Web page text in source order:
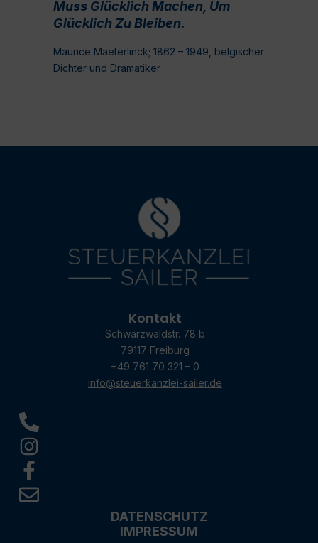
Muss Glücklich Machen, Um
Glücklich Zu Bleiben.
Maurice Maeterlinck; 1862 – 1949, belgischer
Dichter und Dramatiker
Kontakt
Schwarzwaldstr. 78 b
79117 Freiburg
+49 761 70 321 – 0
info@steuerkanzlei-sailer.de
DATENSCHUTZ
IMPRESSUM